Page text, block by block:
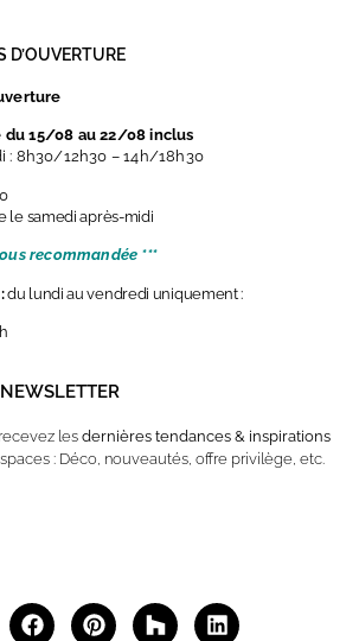
D’OUVERTURE
15/08 au 22/08 inclus
: 8h30/12h30 – 14h/18h30
le samedi après-midi
recommandée ***
du lundi au vendredi uniquement :
les dernières tendances & inspirations
: Déco, nouveautés, offre privilège, etc.